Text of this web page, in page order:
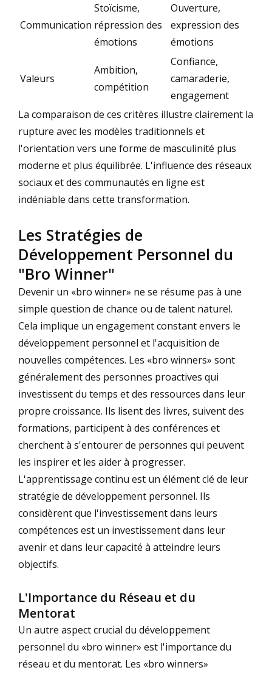
Communication
Stoïcisme,
répression des
émotions
Ouverture,
expression des
émotions
Valeurs
Ambition,
compétition
Confiance,
camaraderie,
engagement
La comparaison de ces critères illustre clairement la
rupture avec les modèles traditionnels et
l'orientation vers une forme de masculinité plus
moderne et plus équilibrée. L'influence des réseaux
sociaux et des communautés en ligne est
indéniable dans cette transformation.
Les Stratégies de
Développement Personnel du
"Bro Winner"
Devenir un «bro winner» ne se résume pas à une
simple question de chance ou de talent naturel.
Cela implique un engagement constant envers le
développement personnel et l'acquisition de
nouvelles compétences. Les «bro winners» sont
généralement des personnes proactives qui
investissent du temps et des ressources dans leur
propre croissance. Ils lisent des livres, suivent des
formations, participent à des conférences et
cherchent à s'entourer de personnes qui peuvent
les inspirer et les aider à progresser.
L'apprentissage continu est un élément clé de leur
stratégie de développement personnel. Ils
considèrent que l'investissement dans leurs
compétences est un investissement dans leur
avenir et dans leur capacité à atteindre leurs
objectifs.
L'Importance du Réseau et du
Mentorat
Un autre aspect crucial du développement
personnel du «bro winner» est l'importance du
réseau et du mentorat. Les «bro winners»